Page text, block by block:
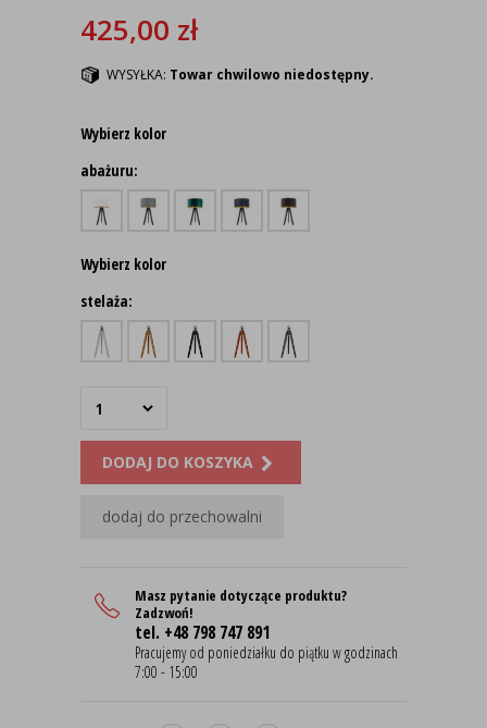
425,00 zł
WYSYŁKA: Towar chwilowo niedostępny.
Wybierz kolor
abażuru:
Wybierz kolor
stelaża:
DODAJ DO KOSZYKA
dodaj do przechowalni
Masz pytanie dotyczące produktu?
Zadzwoń!
tel. +48 798 747 891
Pracujemy od poniedziałku do piątku w godzinach
7:00 - 15:00